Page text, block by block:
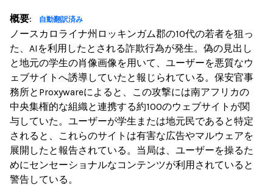
概要: 自動翻訳済み
ノースカロライナ州ロッキンガム郡の10代の若者を狙っ
た、AIを利用したとされる詐欺行為が発生。偽の見出し
と地元の学生の肖像画像を用いて、ユーザーを悪質なウ
ェブサイトへ誘導していたと報じられている。保安官事
務所とProxywareによると、この攻撃には南アフリカの
中央集権的な組織と連携する約100のウェブサイトが関
与していた。ユーザーが学生または地元民であると特定
されると、これらのサイトは有害な広告やマルウェアを
展開したと報告されている。当局は、ユーザーを操るた
めにセンセーショナルなコンテンツが利用されていると
警告している。